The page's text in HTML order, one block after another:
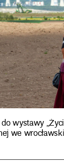
wystawy
we